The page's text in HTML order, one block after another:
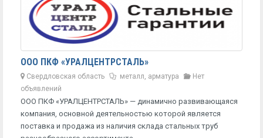
ООО ПКФ «УРАЛЦЕНТРСТАЛЬ»
Свердловская область металл, арматура
Нет
объявлений
ООО ПКФ «УРАЛЦЕНТРСТАЛЬ» — динамично развивающаяся
компания, основной деятельностью которой является
поставка и продажа из наличия склада стальных труб